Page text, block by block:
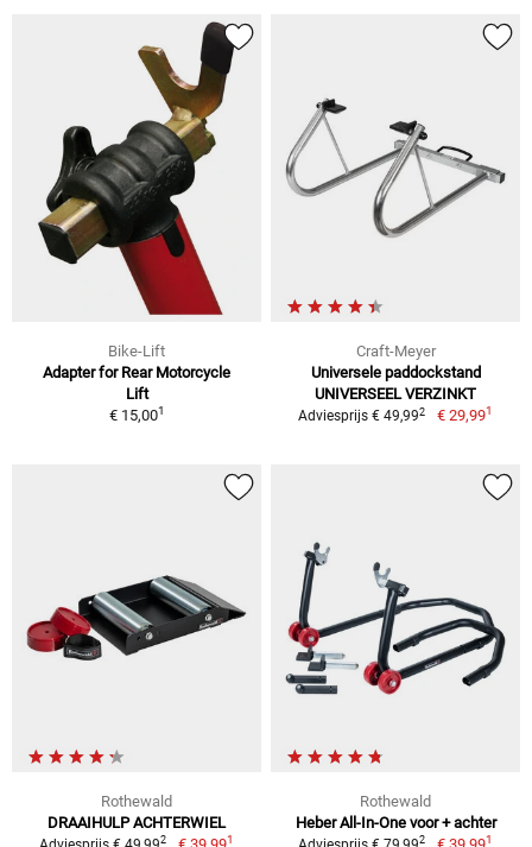
Bike-Lift
Adapter for Rear Motorcycle
Lift
€ 15,001
Craft-Meyer
Universele paddockstand
UNIVERSEEL VERZINKT
Adviesprijs € 49,992 € 29,991
Rothewald
DRAAIHULP ACHTERWIEL
2 1
Rothewald
Heber All-In-One voor + achter
2 1